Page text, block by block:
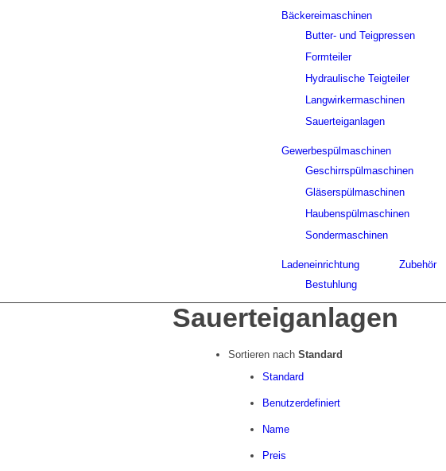
Bäckereimaschinen
Butter- und Teigpressen
Formteiler
Hydraulische Teigteiler
Langwirkermaschinen
Sauerteiganlagen
Gewerbespülmaschinen
Geschirrspülmaschinen
Gläserspülmaschinen
Haubenspülmaschinen
Sondermaschinen
Ladeneinrichtung
Bestuhlung
Zubehör
Sauerteiganlagen
Sortieren nach Standard
Standard
Benutzerdefiniert
Name
Preis